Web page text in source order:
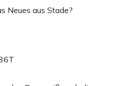
Neues aus Stade?